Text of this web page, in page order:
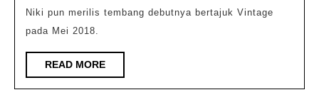
Niki pun merilis tembang debutnya bertajuk Vintage
pada Mei 2018.
READ MOREREAD
MORE